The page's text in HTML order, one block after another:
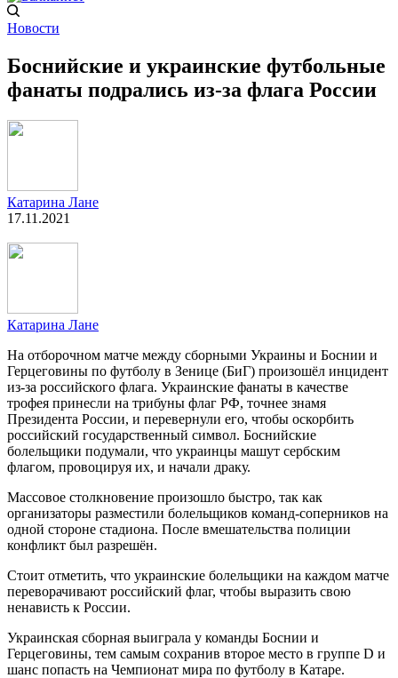
Новости
Боснийские и украинские футбольные
фанаты подрались из-за флага России
Катарина Лане
17.11.2021
Катарина Лане
На отборочном матче между сборными Украины и Боснии и
Герцеговины по футболу в Зенице (БиГ) произошёл инцидент
из-за российского флага. Украинские фанаты в качестве
трофея принесли на трибуны флаг РФ, точнее знамя
Президента России, и перевернули его, чтобы оскорбить
российский государственный символ. Боснийские
болельщики подумали, что украинцы машут сербским
флагом, провоцируя их, и начали драку.
Массовое столкновение произошло быстро, так как
организаторы разместили болельщиков команд-соперников на
одной стороне стадиона. После вмешательства полиции
конфликт был разрешён.
Стоит отметить, что украинские болельщики на каждом матче
переворачивают российский флаг, чтобы выразить свою
ненависть к России.
Украинская сборная выиграла у команды Боснии и
Герцеговины, тем самым сохранив второе место в группе D и
шанс попасть на Чемпионат мира по футболу в Катаре.